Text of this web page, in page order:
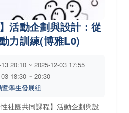
活動企劃與設計：從
力訓練(博雅L0)
20:10 ~ 2025-12-03 17:55
18:30 ~ 20:30
學生發展組
社團共同課程】活動企劃與設